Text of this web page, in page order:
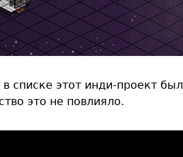
списке этот инди-проект был
это не повлияло.